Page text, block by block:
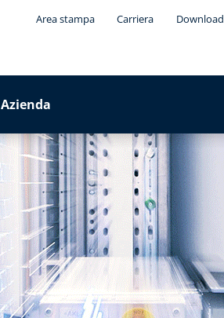
Area stampa Carriera Download
Azienda